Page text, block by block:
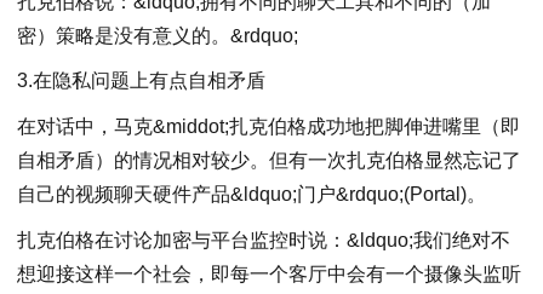
密）策略是没有意义的。&rdquo;
3.在隐私问题上有点自相矛盾
在对话中，马克&middot;扎克伯格成功地把脚伸进嘴里（即
自相矛盾）的情况相对较少。但有一次扎克伯格显然忘记了
自己的视频聊天硬件产品&ldquo;门户&rdquo;(Portal)。
扎克伯格在讨论加密与平台监控时说：&ldquo;我们绝对不
想迎接这样一个社会，即每一个客厅中会有一个摄像头监听